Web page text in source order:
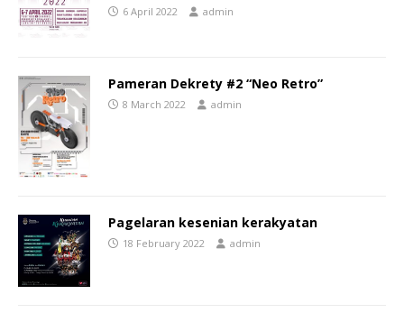
6 April 2022 admin
Pameran Dekrety #2 “Neo Retro”
8 March 2022 admin
Pagelaran kesenian kerakyatan
18 February 2022 admin